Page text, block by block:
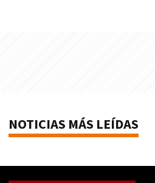
NOTICIAS MÁS LEÍDAS